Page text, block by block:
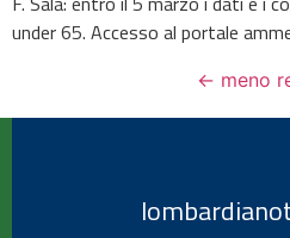
under 65. Accesso al portale
← meno